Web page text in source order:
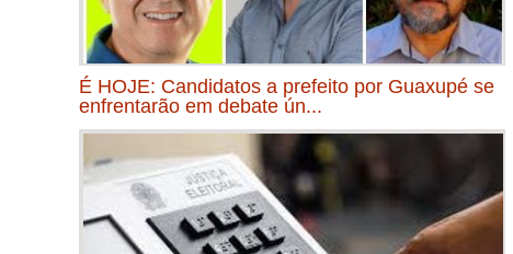
É HOJE: Candidatos a prefeito por Guaxupé se
enfrentarão em debate ún...